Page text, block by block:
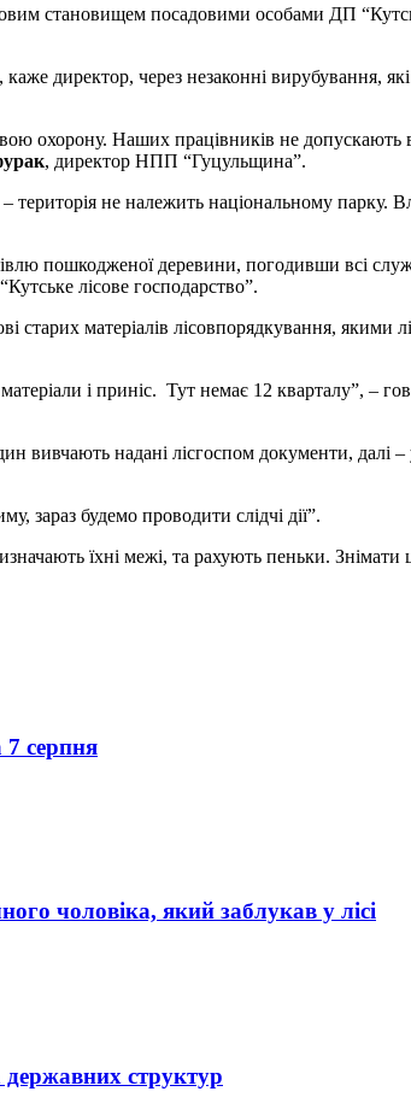
становищем посадовими особами ДП
директор, через незаконні вирубування,
охорону. Наших працівників не допускають
, директор НПП “Гуцульщина”.
не належить національному парку.
пошкодженої деревини, погодивши всі
лісове господарство”.
матеріалів лісовпорядкування, якими
і приніс. Тут немає 12 кварталу”, –
вивчають надані лісгоспом документи, далі –
зараз будемо проводити слідчі дії”.
їхні межі, та рахують пеньки.
7 серпня
чоловіка, який заблукав у лісі
структур